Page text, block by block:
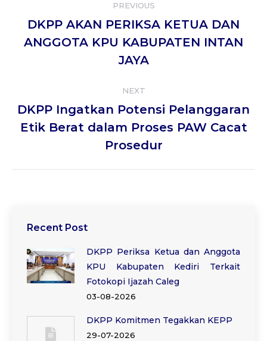
navigation
PREVIOUS
Previous
DKPP AKAN PERIKSA KETUA DAN
ANGGOTA KPU KABUPATEN INTAN
JAYA
NEXT
Next
DKPP Ingatkan Potensi Pelanggaran
Etik Berat dalam Proses PAW Cacat
Prosedur
Recent Post
DKPP Periksa Ketua dan Anggota
KPU Kabupaten Kediri Terkait
Fotokopi Ijazah Caleg
03-08-2026
DKPP Komitmen Tegakkan KEPP
29-07-2026